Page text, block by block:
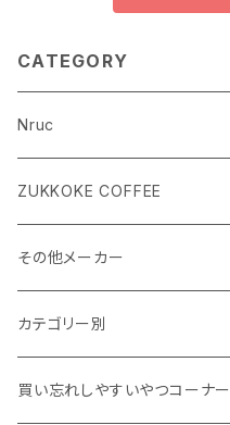
CATEGORY
Nruc
ZUKKOKE COFFEE
その他メーカー
ACLIMA
atelierBluebottle
カテゴリー別
Unisex ウェア
買い忘れしやすいやつコーナー